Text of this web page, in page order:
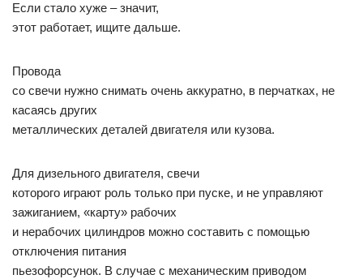
Если стало хуже – значит,
этот работает, ищите дальше.
Провода
со свечи нужно снимать очень аккуратно, в перчатках, не
касаясь других
металлических деталей двигателя или кузова.
Для дизельного двигателя, свечи
которого играют роль только при пуске, и не управляют
зажиганием, «карту» рабочих
и нерабочих цилиндров можно составить с помощью
отключения питания
пьезофорсунок. В случае с механическим приводом